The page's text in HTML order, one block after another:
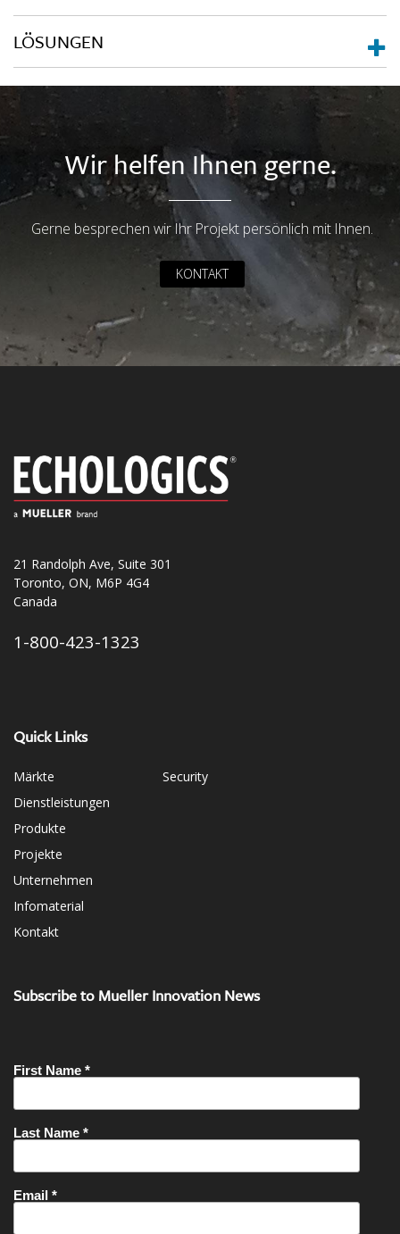
LÖSUNGEN
Wir helfen Ihnen gerne.
Gerne besprechen wir Ihr Projekt persönlich mit Ihnen.
KONTAKT
21 Randolph Ave, Suite 301
Toronto, ON, M6P 4G4
Canada
1-800-423-1323
Quick Links
Märkte
Dienstleistungen
Produkte
Projekte
Unternehmen
Infomaterial
Kontakt
Security
Subscribe to Mueller Innovation News